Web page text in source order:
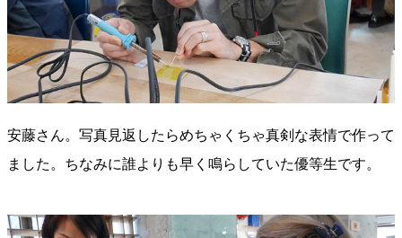
安藤さん。写真見返したらめちゃくちゃ真剣な表情で作って
ました。ちなみに誰よりも早く鳴らしていた優等生です。